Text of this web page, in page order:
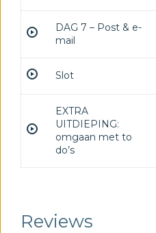
DAG 7 – Post & e-
mail
Slot
EXTRA
UITDIEPING:
omgaan met to
do’s
Reviews